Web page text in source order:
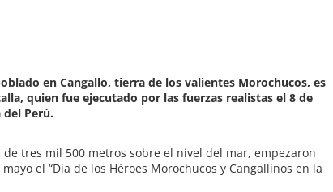
en Cangallo, tierra de los valientes Morochucos, es
quien fue ejecutado por las fuerzas realistas el 8 de
Perú.
tres mil 500 metros sobre el nivel del mar, empezaron
el “Día de los Héroes Morochucos y Cangallinos en la